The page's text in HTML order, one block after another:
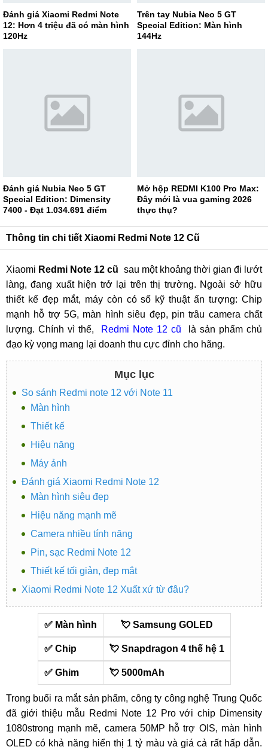
Đánh giá Xiaomi Redmi Note
12: Hơn 4 triệu đã có màn hình
120Hz
Trên tay Nubia Neo 5 GT
Special Edition: Màn hình
144Hz
Đánh giá Nubia Neo 5 GT
Special Edition: Dimensity
7400 - Đạt 1.034.691 điểm
Mở hộp REDMI K100 Pro Max:
Đây mới là vua gaming 2026
thực thụ?
Thông tin chi tiết Xiaomi Redmi Note 12 Cũ
Xiaomi Redmi Note 12 cũ sau một khoảng thời gian đi lướt
làng, đang xuất hiện trở lại trên thị trường. Ngoài sở hữu
thiết kế đẹp mắt, máy còn có số kỹ thuật ấn tượng: Chip
mạnh hỗ trợ 5G, màn hình siêu đẹp, pin trâu camera chất
lượng. Chính vì thế,
Redmi Note 12 cũ là sản phẩm chủ
đạo kỳ vọng mang lại doanh thu cực đỉnh cho hãng.
Mục lục
So sánh Redmi note 12 với Note 11
Màn hình
Thiết kế
Hiệu năng
Máy ảnh
Đánh giá Xiaomi Redmi Note 12
Màn hình siêu đẹp
Hiệu năng mạnh mẽ
Camera nhiều tính năng
Pin, sạc Redmi Note 12
Thiết kế tối giản, đẹp mắt
Xiaomi Redmi Note 12 Xuất xứ từ đâu?
✅ Màn hình 💘 Samsung GOLED
✅ Chip 💘 Snapdragon 4 thế hệ 1
✅ Ghim 💘 5000mAh
Trong buổi ra mắt sản phẩm, công ty công nghệ Trung Quốc
đã giới thiệu mẫu Redmi Note 12 Pro với chip Dimensity
1080strong mạnh mẽ, camera 50MP hỗ trợ OIS, màn hình
OLED có khả năng hiển thị 1 tỷ màu và giá cả rất hấp dẫn.